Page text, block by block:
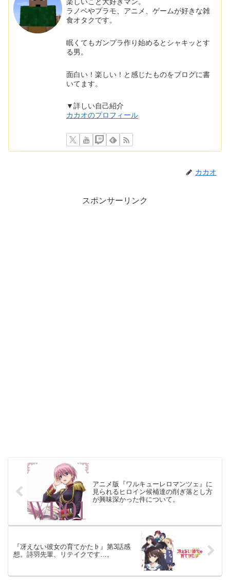
ラノベやプラモ、アニメ、ゲームが好きな雑
食オタクです。
眠くてもガンプラ作り始めるとシャキッとす
る男。
面白い！楽しい！と感じたものをブログに書
いてます。
▼詳しい自己紹介
カカオのプロフィール
カカオ
スポンサーリンク
アニメ版『ワルキューレロマンツェ』に
見られるヒロイン候補達の削ぎ落とし方
が興味深かった件について。
『冴えない彼女の育てかた♭』第3話感
想。詩羽先輩、リテイクです…。